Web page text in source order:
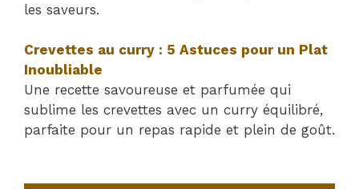
les saveurs.
Crevettes au curry : 5 Astuces pour un Plat
Inoubliable
Une recette savoureuse et parfumée qui
sublime les crevettes avec un curry équilibré,
parfaite pour un repas rapide et plein de goût.